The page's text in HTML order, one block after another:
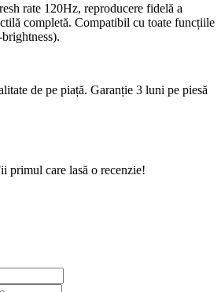
rate 120Hz, reproducere fidelă a
completă. Compatibil cu toate funcțiile
de pe piață. Garanție 3 luni pe piesă
primul care lasă o recenzie!